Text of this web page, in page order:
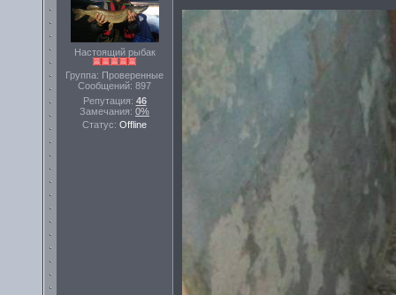
Настоящий рыбак
Группа: Проверенные
Сообщений: 897
Репутация: 46
Замечания: 0%
Статус: Offline